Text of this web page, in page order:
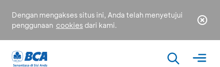
Dengan mengakses situs ini, Anda telah menyetujui
penggunaan cookies dari kami.